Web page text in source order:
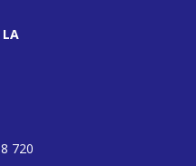
LA
720